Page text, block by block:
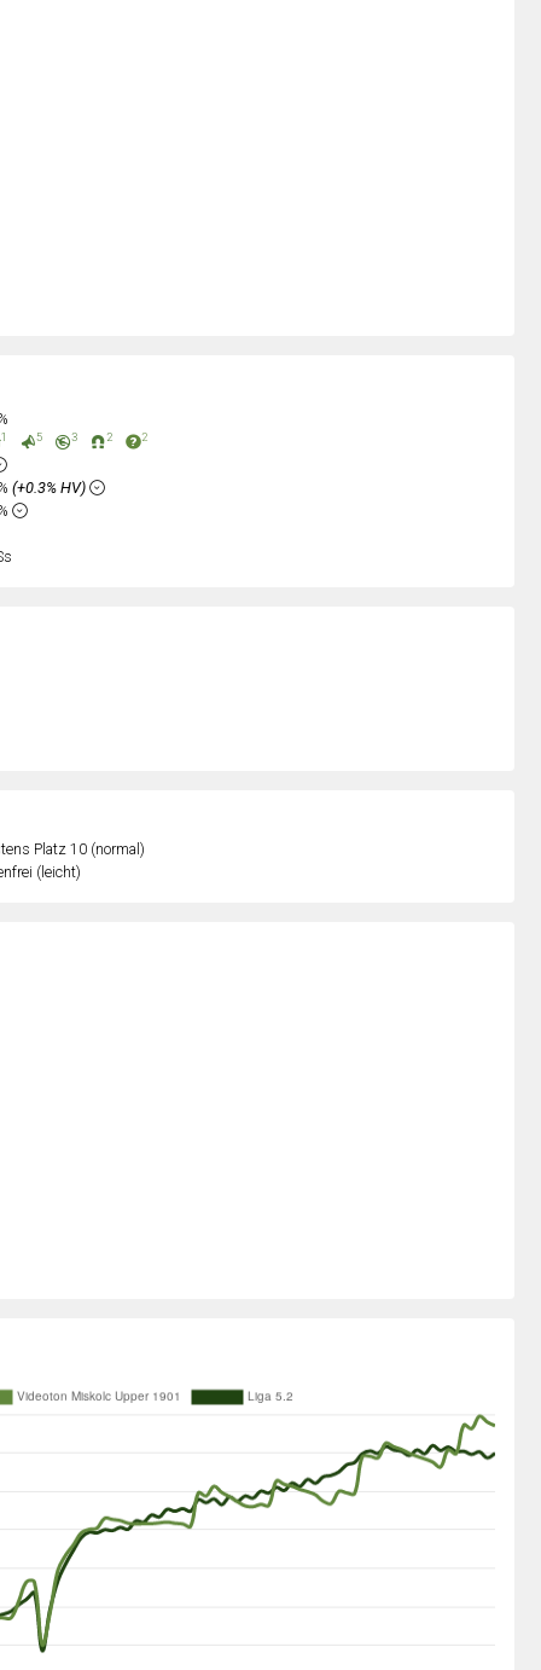
Platz 10 (normal)
(leicht)
1 5 3 2 2
(+0.3% HV)